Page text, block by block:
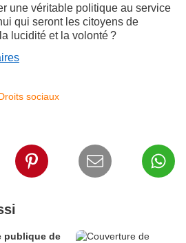
une véritable politique au service
qui seront les citoyens de
lucidité et la volonté ?
sociaux
publique de